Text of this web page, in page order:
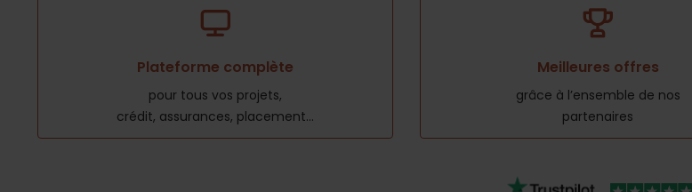
Plateforme complète
pour tous vos projets,
crédit, assurances, placement...
Meilleures offres
grâce à l’ensemble de nos
partenaires